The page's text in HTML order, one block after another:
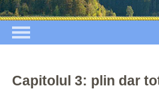
Capitolul 3: plin dar